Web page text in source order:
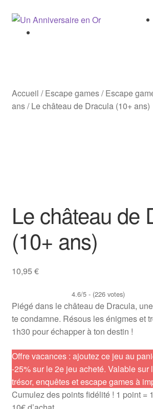
Aller
Aller
Cahiers activités
Mini-kits
Jeux gratuits
Guides
Accueil /Escape games/Escape
ans/Le château de Dracula (10+ ans)
ans
Le château de
(10+ ans)
10,95 €
4.6/5 - (226 votes)
Piégé dans le château de Dracula,
te condamne. Résous les énigmes et
1h30 pour échapper à ton destin !
Offre vacances : ajoutez ce jeu au
-25% sur le 2e jeu acheté. Valable sur
trésor, enquêtes et escape games à
Cumulez des points fidélité ! 1 point =